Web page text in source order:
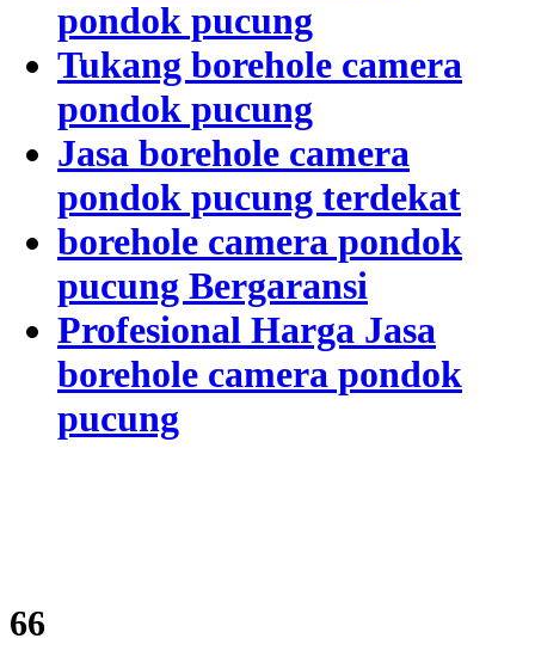
pondok pucung
Tukang borehole camera
pondok pucung
Jasa borehole camera
pondok pucung terdekat
borehole camera pondok
pucung Bergaransi
Profesional Harga Jasa
borehole camera pondok
pucung
80